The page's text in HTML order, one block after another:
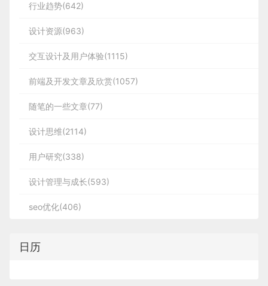
行业趋势(642)
设计资源(963)
交互设计及用户体验(1115)
前端及开发文章及欣赏(1057)
随笔的一些文章(77)
设计思维(2114)
用户研究(338)
设计管理与成长(593)
seo优化(406)
日历